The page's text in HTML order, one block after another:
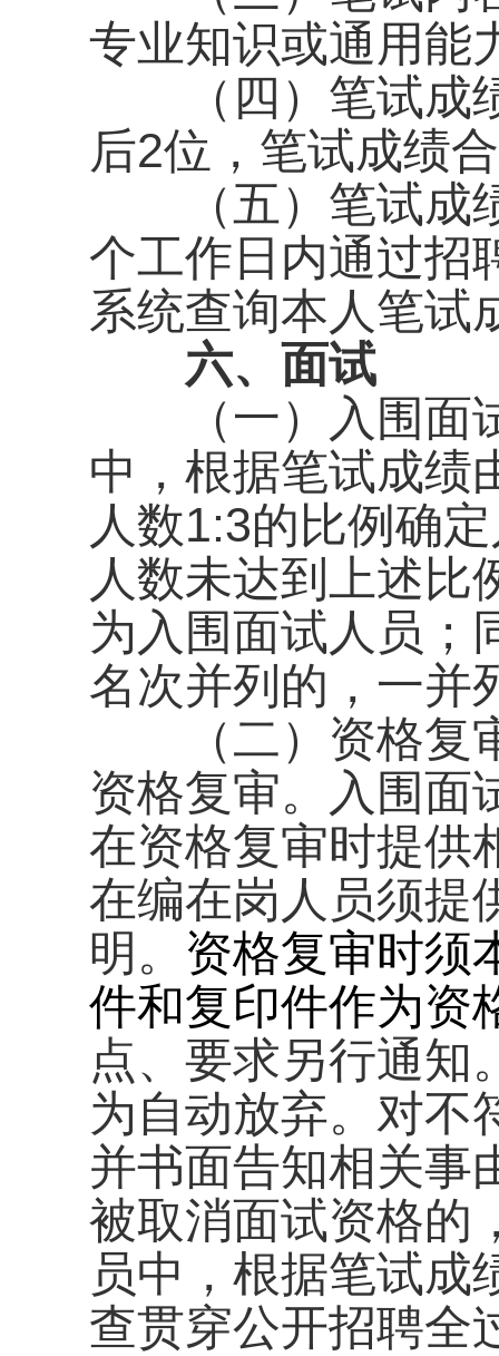
专业知识或通用能
（四）笔试成绩
后2位，笔试成绩
（五）笔试成绩
个工作日内通过招
系统查询本人笔试
六、面试
（一）入围面试
中，根据笔试成绩
人数1:3的比例确
人数未达到上述比
为入围面试人员；
名次并列的，一并
（二）资格复审
资格复审。入围面
在资格复审时提供
在编在岗人员须提
明。 资格复审时须
件和复印件作为资
点、要求另行通知
为自动放弃。对不
并书面告知相关事
被取消面试资格的
员中，根据笔试成
查贯穿公开招聘全